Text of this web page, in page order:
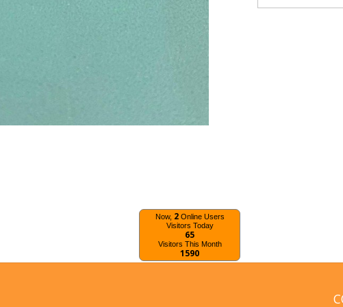
Now, 2Online Users
Visitors Today
65
Visitors This Month
1590